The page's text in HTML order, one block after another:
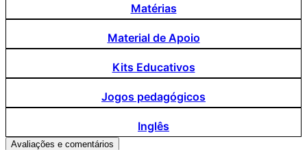
Matérias
Material de Apoio
Kits Educativos
Jogos pedagógicos
Inglês
Avaliações e comentários